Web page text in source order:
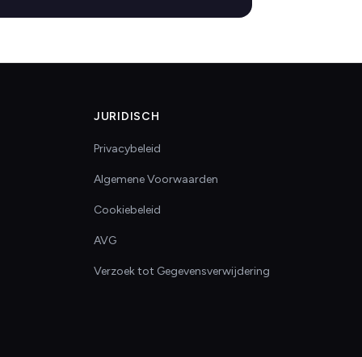
JURIDISCH
Privacybeleid
Algemene Voorwaarden
Cookiebeleid
AVG
Verzoek tot Gegevensverwijdering